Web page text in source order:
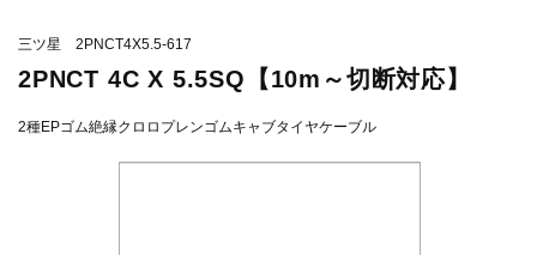
三ツ星 2PNCT4X5.5-617
2PNCT 4C X 5.5SQ【10m～切断対応】
2種EPゴム絶縁クロロプレンゴムキャブタイヤケーブル